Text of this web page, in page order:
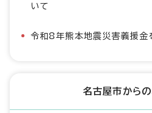
いて
令和8年熊本地震災害義援金
名古屋市から